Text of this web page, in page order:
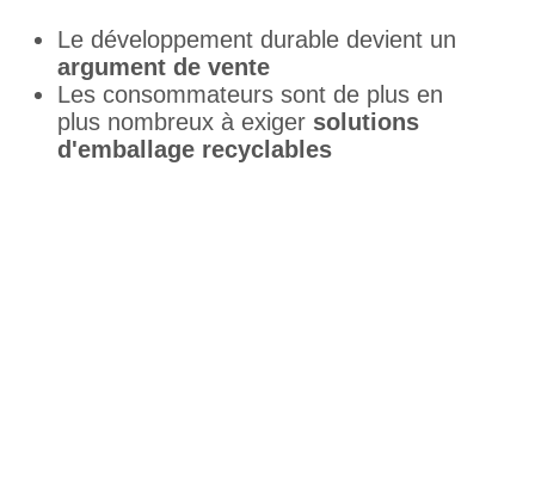
Le développement durable devient un
argument de vente
Les consommateurs sont de plus en
plus nombreux à exiger solutions
d'emballage recyclables